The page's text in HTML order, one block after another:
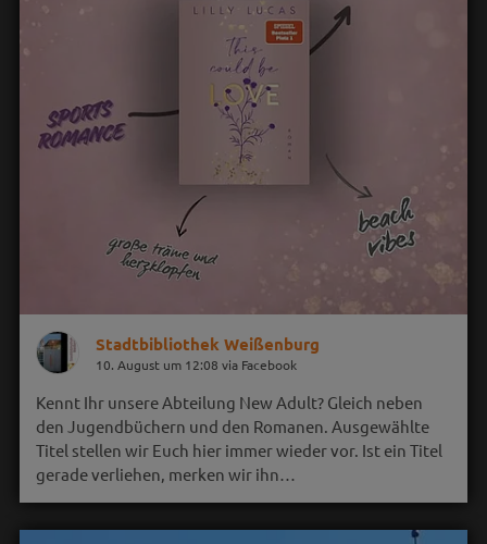
Stadtbibliothek Weißenburg
10. August um 12:08 via Facebook
Kennt Ihr unsere Abteilung New Adult? Gleich neben
den Jugendbüchern und den Romanen. Ausgewählte
Titel stellen wir Euch hier immer wieder vor. Ist ein Titel
gerade verliehen, merken wir ihn…